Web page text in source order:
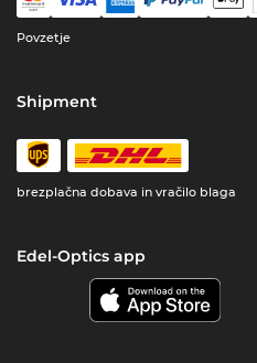
Povzetje
Shipment
brezplačna dobava in vračilo blaga
Edel-Optics app